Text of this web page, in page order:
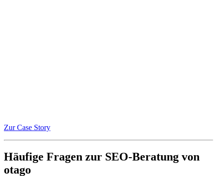
Zur Case Story
Häufige Fragen zur SEO-Beratung von
otago